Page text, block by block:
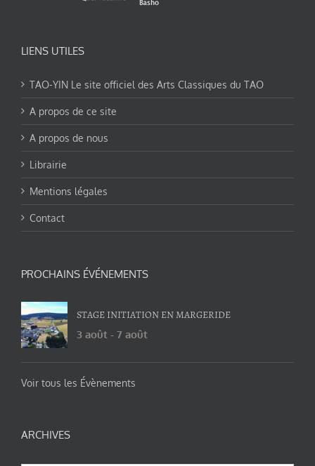
LIENS UTILES
TAO-YIN Le site officiel des Arts Classiques du TAO
A propos de ce site
A propos de nous
Librairie
Mentions légales
Contact
PROCHAINS ÉVÉNEMENTS
STAGE INITIATION EN MARGERIDE
3 août - 7 août
Voir tous les Évènements
ARCHIVES